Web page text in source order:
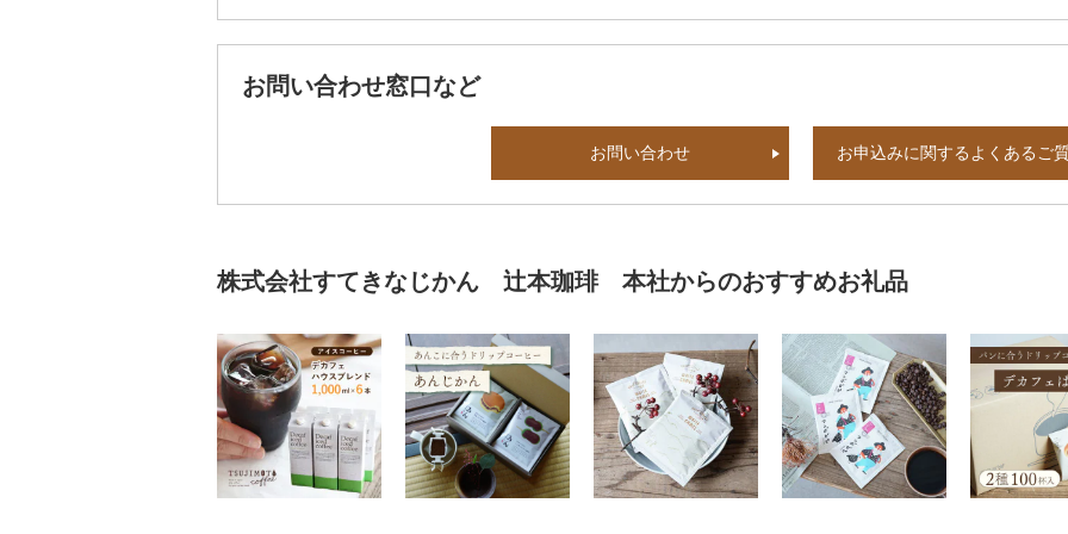
お問い合わせ窓口など
お問い合わせ お申込みに関するよくあるご
株式会社すてきなじかん 辻本珈琲 本社からのおすすめお礼品